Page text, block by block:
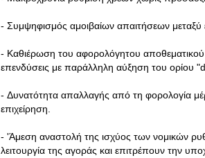
- Συμψηφισμός αμοιβαίων απαιτήσεων μεταξύ
- Καθιέρωση του αφορολόγητου αποθεματικού
επενδύσεις με παράλληλη αύξηση του ορίου
- Δυνατότητα απαλλαγής από τη φορολογία
επιχείρηση.
- 'Άμεση αναστολή της ισχύος των νομικών
λειτουργία της αγοράς και επιτρέπουν την